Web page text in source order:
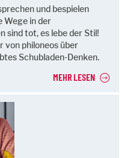
und bespielen
Wege in der
sind tot, es lebe der Stil!
von philoneos über
Schubladen-Denken.
MEHR LESEN